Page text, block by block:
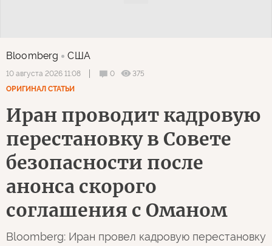
Bloomberg США
10 августа 2026 11:08 0
375
ОРИГИНАЛ СТАТЬИ
Иран проводит кадровую
перестановку в Совете
безопасности после
анонса скорого
соглашения с Оманом
Bloomberg: Иран провел кадровую перестановку